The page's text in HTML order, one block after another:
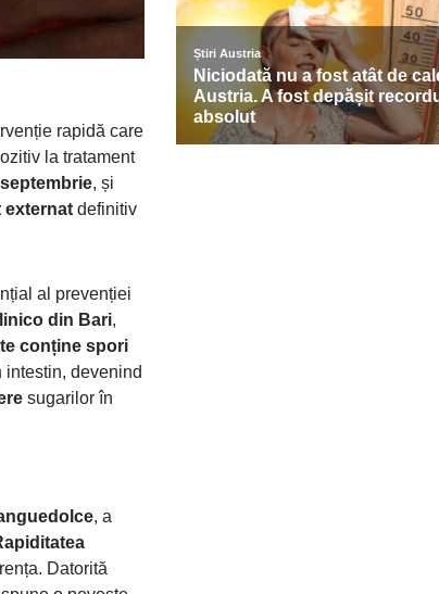
rapidă care
la tratament
, și
externat definitiv
al prevenției
din Bari,
conține spori
intestin, devenind
sugarilor în
, a
Datorită